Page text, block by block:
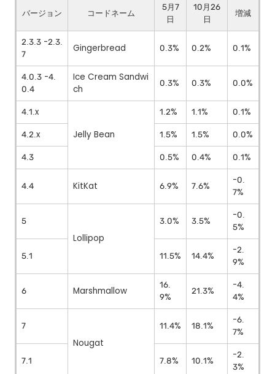
バージョン コードネーム
5月7
日
10月26
日
増減
2.3.3 -2.3.
7
Gingerbread 0.3% 0.2% 0.1%
4.0.3 -4.
0.4
Ice Cream Sandwi
ch
0.3% 0.3% 0.0%
4.1.x
Jelly Bean
1.2% 1.1%
0.1%
4.2.x
1.5% 1.5%
0.0%
4.3
0.5% 0.4% 0.1%
4.4 KitKat 6.9% 7.6%
-0.
7%
5
Lollipop
3.0% 3.5%
-0.
5%
5.1 11.5% 14.4%
-2.
9%
6 Marshmallow
16.
9%
21.3%
-4.
4%
7
Nougat
11.4% 18.1%
-6.
7%
7.1 7.8% 10.1%
-2.
3%